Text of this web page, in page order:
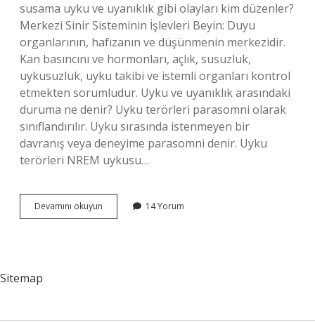
susama uyku ve uyanıklık gibi olayları kim düzenler?
Merkezi Sinir Sisteminin İşlevleri Beyin: Duyu
organlarının, hafızanın ve düşünmenin merkezidir.
Kan basıncını ve hormonları, açlık, susuzluk,
uykusuzluk, uyku takibi ve istemli organları kontrol
etmekten sorumludur. Uyku ve uyanıklık arasındaki
duruma ne denir? Uyku terörleri parasomni olarak
sınıflandırılır. Uyku sırasında istenmeyen bir
davranış veya deneyime parasomni denir. Uyku
terörleri NREM uykusu…
Devamını okuyun Beyincik
Uyku
14 Yorum
Sitemap